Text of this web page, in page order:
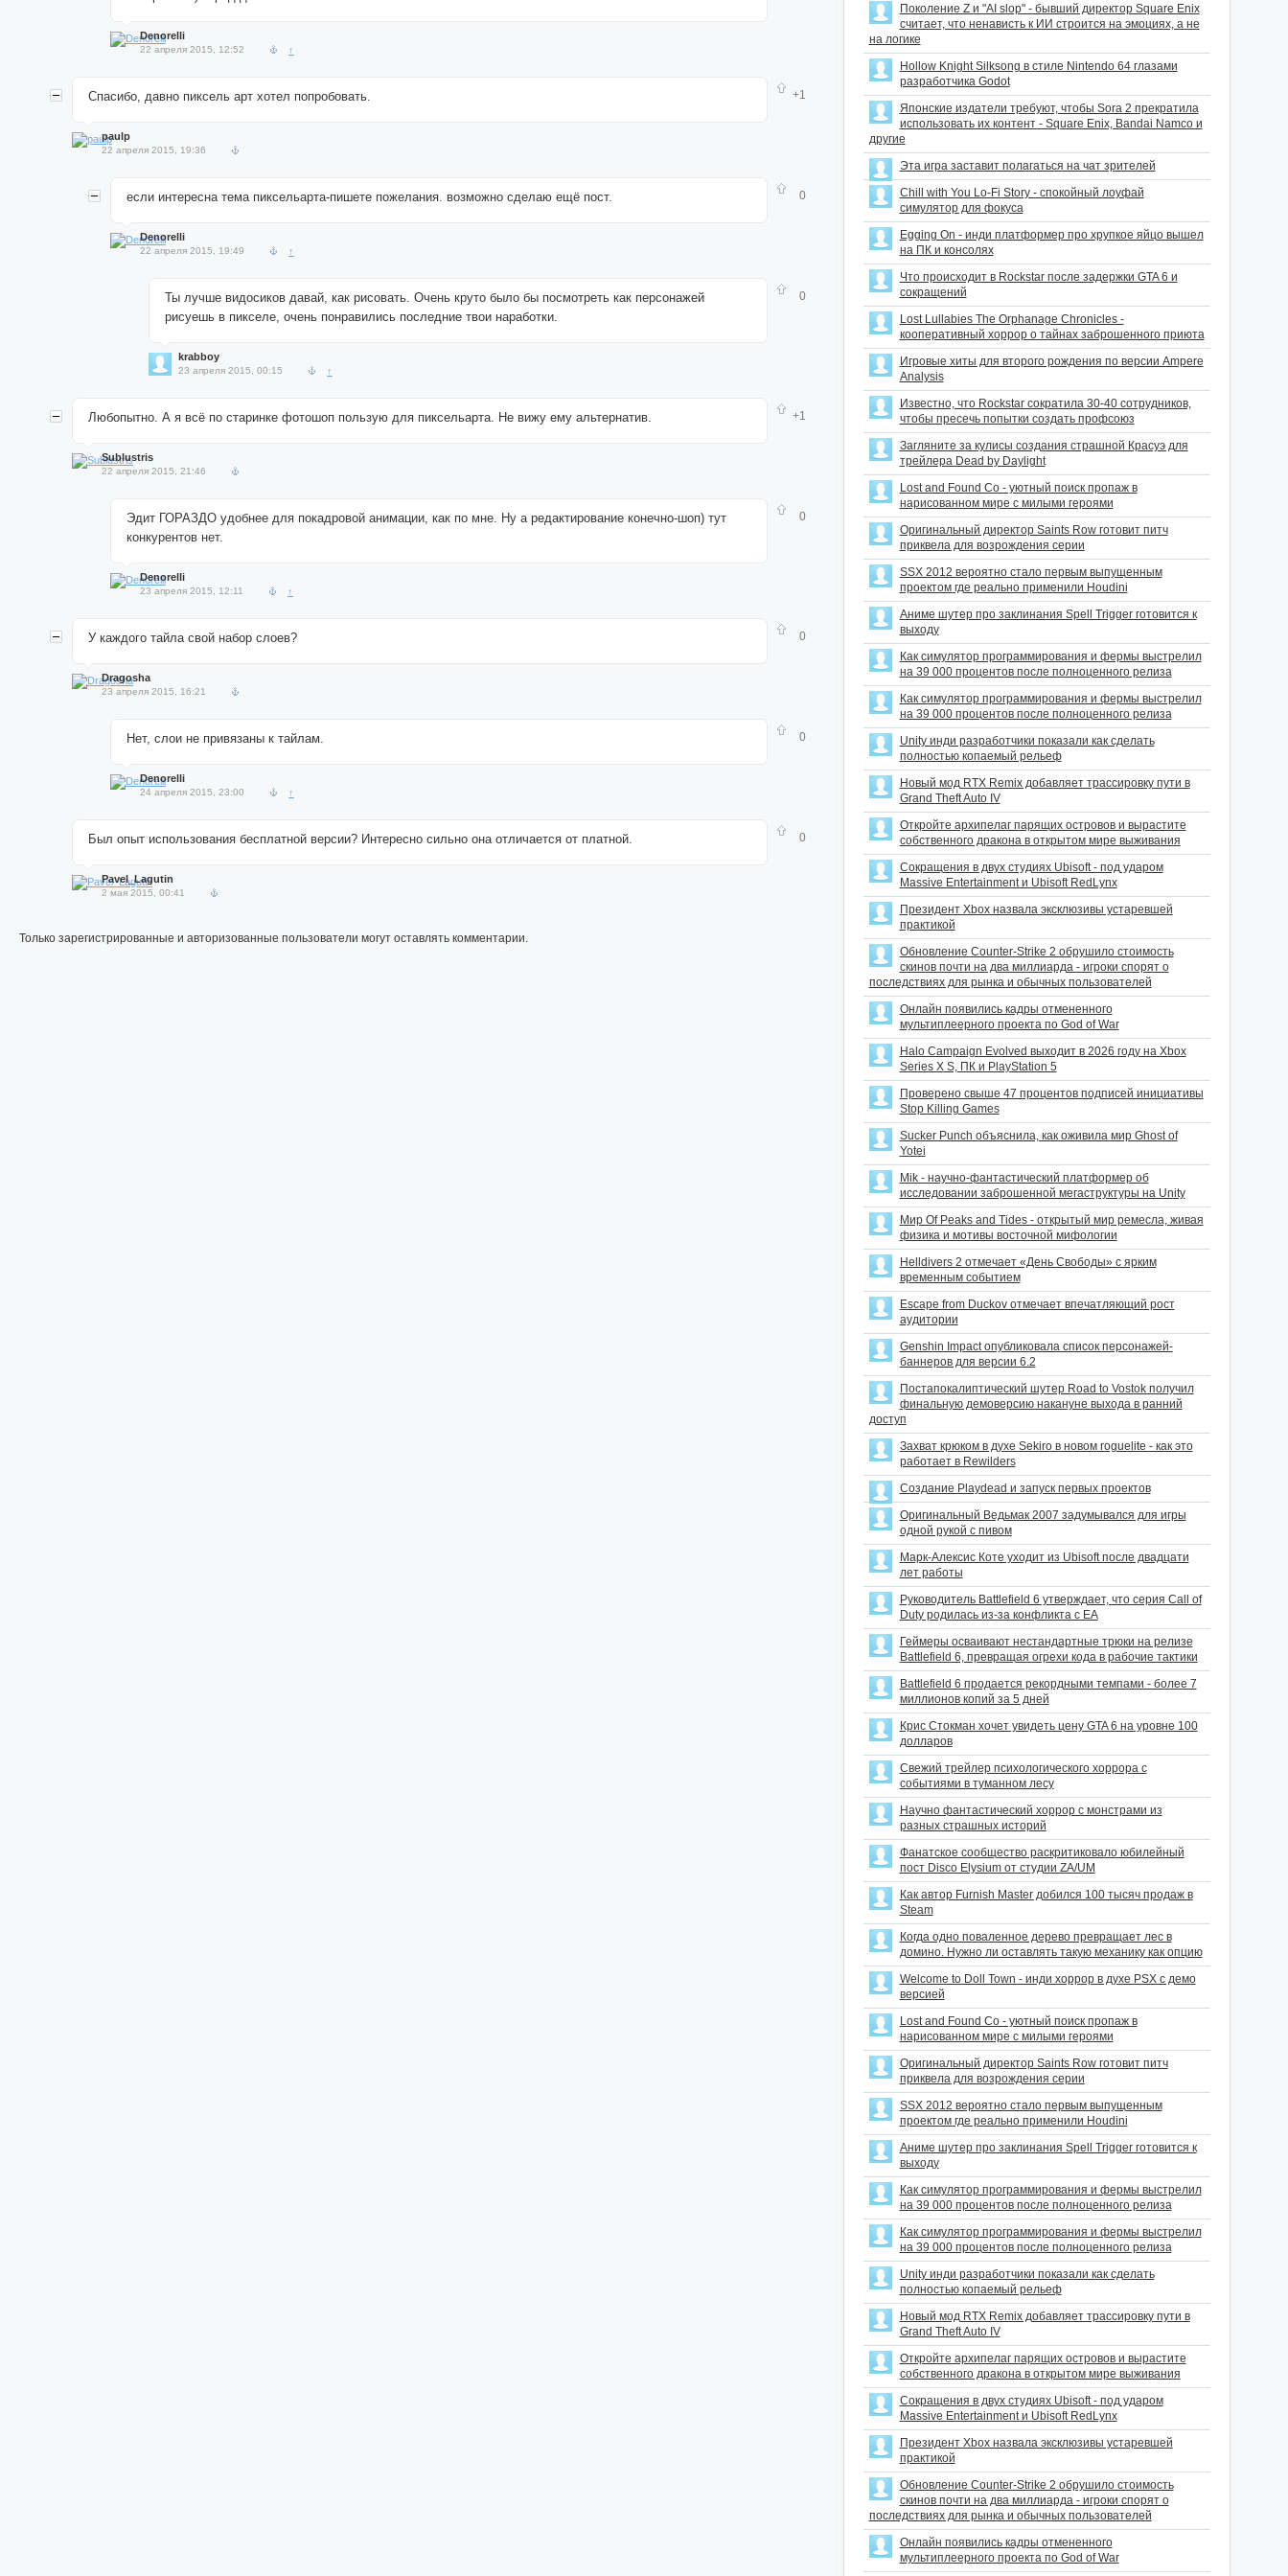
Denorelli
22 апреля 2015, 12:52 ↑
+1
Спасибо, давно пиксель арт хотел попробовать.
paulp
22 апреля 2015, 19:36
0
если интересна тема пиксельарта-пишете пожелания. возможно сделаю ещё пост.
Denorelli
22 апреля 2015, 19:49 ↑
0
Ты лучше видосиков давай, как рисовать. Очень круто было бы посмотреть как персонажей
рисуешь в пикселе, очень понравились последние твои наработки.
krabboy
23 апреля 2015, 00:15 ↑
+1
Любопытно. А я всё по старинке фотошоп пользую для пиксельарта. Не вижу ему альтернатив.
Sublustris
22 апреля 2015, 21:46
0
Эдит ГОРАЗДО удобнее для покадровой анимации, как по мне. Ну а редактирование конечно-шоп) тут
конкурентов нет.
Denorelli
23 апреля 2015, 12:11 ↑
0
У каждого тайла свой набор слоев?
Dragosha
23 апреля 2015, 16:21
0
Нет, слои не привязаны к тайлам.
Denorelli
24 апреля 2015, 23:00 ↑
0
Был опыт использования бесплатной версии? Интересно сильно она отличается от платной.
Pavel_Lagutin
2 мая 2015, 00:41
Только зарегистрированные и авторизованные пользователи могут оставлять комментарии.
Поколение Z и "AI slop" - бывший директор Square Enix
считает, что ненависть к ИИ строится на эмоциях, а не
на логике
Hollow Knight Silksong в стиле Nintendo 64 глазами
разработчика Godot
Японские издатели требуют, чтобы Sora 2 прекратила
использовать их контент - Square Enix, Bandai Namco и
другие
Эта игра заставит полагаться на чат зрителей
Chill with You Lo-Fi Story - спокойный лоуфай
симулятор для фокуса
Egging On - инди платформер про хрупкое яйцо вышел
на ПК и консолях
Что происходит в Rockstar после задержки GTA 6 и
сокращений
Lost Lullabies The Orphanage Chronicles -
кооперативный хоррор о тайнах заброшенного приюта
Игровые хиты для второго рождения по версии Ampere
Analysis
Известно, что Rockstar сократила 30-40 сотрудников,
чтобы пресечь попытки создать профсоюз
Загляните за кулисы создания страшной Красуэ для
трейлера Dead by Daylight
Lost and Found Co - уютный поиск пропаж в
нарисованном мире с милыми героями
Оригинальный директор Saints Row готовит питч
приквела для возрождения серии
SSX 2012 вероятно стало первым выпущенным
проектом где реально применили Houdini
Аниме шутер про заклинания Spell Trigger готовится к
выходу
Как симулятор программирования и фермы выстрелил
на 39 000 процентов после полноценного релиза
Как симулятор программирования и фермы выстрелил
на 39 000 процентов после полноценного релиза
Unity инди разработчики показали как сделать
полностью копаемый рельеф
Новый мод RTX Remix добавляет трассировку пути в
Grand Theft Auto IV
Откройте архипелаг парящих островов и вырастите
собственного дракона в открытом мире выживания
Сокращения в двух студиях Ubisoft - под ударом
Massive Entertainment и Ubisoft RedLynx
Президент Xbox назвала эксклюзивы устаревшей
практикой
Обновление Counter-Strike 2 обрушило стоимость
скинов почти на два миллиарда - игроки спорят о
последствиях для рынка и обычных пользователей
Онлайн появились кадры отмененного
мультиплеерного проекта по God of War
Halo Campaign Evolved выходит в 2026 году на Xbox
Series X S, ПК и PlayStation 5
Проверено свыше 47 процентов подписей инициативы
Stop Killing Games
Sucker Punch объяснила, как оживила мир Ghost of
Yotei
Mik - научно-фантастический платформер об
исследовании заброшенной мегаструктуры на Unity
Мир Of Peaks and Tides - открытый мир ремесла, живая
физика и мотивы восточной мифологии
Helldivers 2 отмечает «День Свободы» с ярким
временным событием
Escape from Duckov отмечает впечатляющий рост
аудитории
Genshin Impact опубликовала список персонажей-
баннеров для версии 6.2
Постапокалиптический шутер Road to Vostok получил
финальную демоверсию накануне выхода в ранний
доступ
Захват крюком в духе Sekiro в новом roguelite - как это
работает в Rewilders
Создание Playdead и запуск первых проектов
Оригинальный Ведьмак 2007 задумывался для игры
одной рукой с пивом
Марк-Алексис Коте уходит из Ubisoft после двадцати
лет работы
Руководитель Battlefield 6 утверждает, что серия Call of
Duty родилась из-за конфликта с EA
Геймеры осваивают нестандартные трюки на релизе
Battlefield 6, превращая огрехи кода в рабочие тактики
Battlefield 6 продается рекордными темпами - более 7
миллионов копий за 5 дней
Крис Стокман хочет увидеть цену GTA 6 на уровне 100
долларов
Свежий трейлер психологического хоррора с
событиями в туманном лесу
Научно фантастический хоррор с монстрами из
разных страшных историй
Фанатское сообщество раскритиковало юбилейный
пост Disco Elysium от студии ZA/UM
Как автор Furnish Master добился 100 тысяч продаж в
Steam
Когда одно поваленное дерево превращает лес в
домино. Нужно ли оставлять такую механику как опцию
Welcome to Doll Town - инди хоррор в духе PSX с демо
версией
Lost and Found Co - уютный поиск пропаж в
нарисованном мире с милыми героями
Оригинальный директор Saints Row готовит питч
приквела для возрождения серии
SSX 2012 вероятно стало первым выпущенным
проектом где реально применили Houdini
Аниме шутер про заклинания Spell Trigger готовится к
выходу
Как симулятор программирования и фермы выстрелил
на 39 000 процентов после полноценного релиза
Как симулятор программирования и фермы выстрелил
на 39 000 процентов после полноценного релиза
Unity инди разработчики показали как сделать
полностью копаемый рельеф
Новый мод RTX Remix добавляет трассировку пути в
Grand Theft Auto IV
Откройте архипелаг парящих островов и вырастите
собственного дракона в открытом мире выживания
Сокращения в двух студиях Ubisoft - под ударом
Massive Entertainment и Ubisoft RedLynx
Президент Xbox назвала эксклюзивы устаревшей
практикой
Обновление Counter-Strike 2 обрушило стоимость
скинов почти на два миллиарда - игроки спорят о
последствиях для рынка и обычных пользователей
Онлайн появились кадры отмененного
мультиплеерного проекта по God of War